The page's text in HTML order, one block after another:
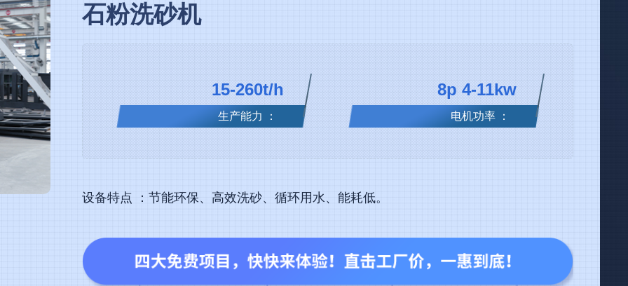
石粉洗砂机
15-260t/h
生产能力 ：
8p 4-11kw
电机功率 ：
设备特点 ：节能环保、高效洗砂、循环用水、能耗低。